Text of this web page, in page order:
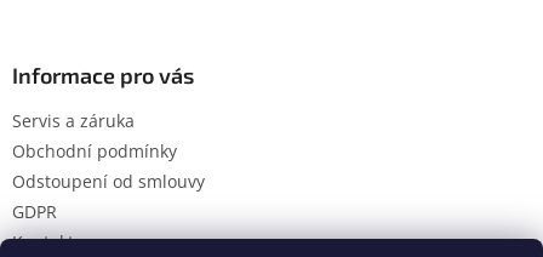
Informace pro vás
Servis a záruka
Obchodní podmínky
Odstoupení od smlouvy
GDPR
Kontakty